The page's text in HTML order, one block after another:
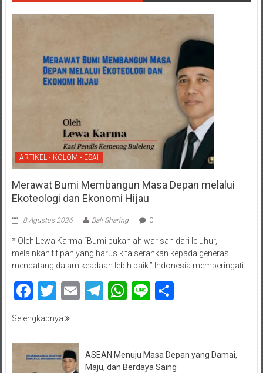
ARTIKEL • KOLOM • ESAI
Merawat Bumi Membangun Masa Depan melalui
Ekoteologi dan Ekonomi Hijau
8 Agustus 2026 Bali Sharing 0
* Oleh Lewa Karma “Bumi bukanlah warisan dari leluhur,
melainkan titipan yang harus kita serahkan kepada generasi
mendatang dalam keadaan lebih baik.” Indonesia memperingati
Facebook
Twitter
EmailTelegram
WhatsApp
LineShare
Selengkapnya
ASEAN Menuju Masa Depan yang Damai,
Maju, dan Berdaya Saing